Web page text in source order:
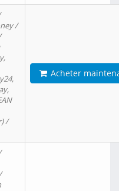
/
/
Acheter